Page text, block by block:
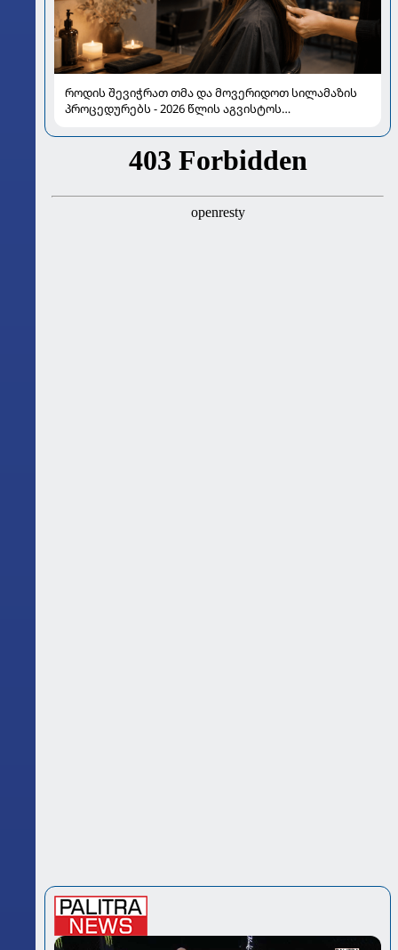
როდის შევიჭრათ თმა და მოვერიდოთ სილამაზის
პროცედურებს - 2026 წლის აგვისტოს